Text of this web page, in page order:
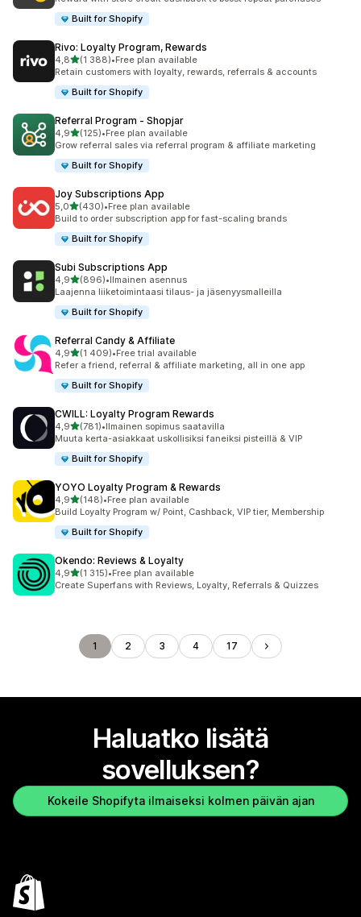
Built for Shopify
Rivo: Loyalty Program, Rewards
4,8/ 5 tähteä
(1 388)
1388 arvostelua yhteensä
•Free plan available
Retain customers with loyalty, rewards, referrals & accounts
Built for Shopify
Referral Program ‑ Shopjar
4,9/ 5 tähteä
(125)
125 arvostelua yhteensä
•Free plan available
Grow referral sales via referral program & affiliate marketing
Built for Shopify
Joy Subscriptions App
5,0/ 5 tähteä
(430)
430 arvostelua yhteensä
•Free plan available
Build to order subscription app for fast-scaling brands
Built for Shopify
Subi Subscriptions App
4,9/ 5 tähteä
(896)
896 arvostelua yhteensä
•Ilmainen asennus
Laajenna liiketoimintaasi tilaus- ja jäsenyysmalleilla
Built for Shopify
Referral Candy & Affiliate
4,9/ 5 tähteä
(1 409)
1409 arvostelua yhteensä
•Free trial available
Refer a friend, referral & affiliate marketing, all in one app
Built for Shopify
CWILL: Loyalty Program Rewards
4,9/ 5 tähteä
(781)
781 arvostelua yhteensä
•Ilmainen sopimus saatavilla
Muuta kerta-asiakkaat uskollisiksi faneiksi pisteillä & VIP
Built for Shopify
YOYO Loyalty Program & Rewards
4,9/ 5 tähteä
(148)
148 arvostelua yhteensä
•Free plan available
Build Loyalty Program w/ Point, Cashback, VIP tier, Membership
Built for Shopify
Okendo: Reviews & Loyalty
4,9/ 5 tähteä
(1 315)
1315 arvostelua yhteensä
•Free plan available
Create Superfans with Reviews, Loyalty, Referrals & Quizzes
1 2 3 4 17
Haluatko lisätä
sovelluksen?
Kokeile Shopifyta ilmaiseksi kolmen päivän ajan